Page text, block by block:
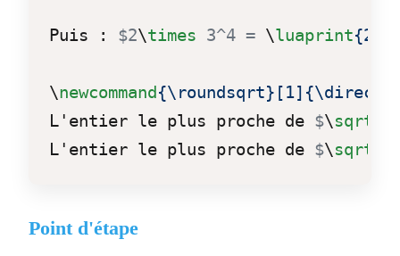
Puis : $2\times 3^4 = \luaprint
\newcommand {\roundsqrt} [1]
L'entier le plus proche de $\sqrt
L'entier le plus proche de $\sqrt
Point d'étape